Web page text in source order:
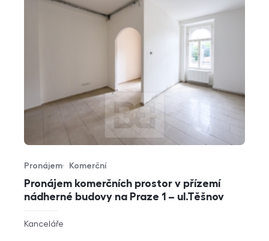
Pronájem komerčních prostor v přízemí
nádherné budovy na Praze 1 – ul.Těšnov
Typ nabídky
Pronájem
Typ nemovitosti
Komerční
rozměry
dispozice
Kanceláře